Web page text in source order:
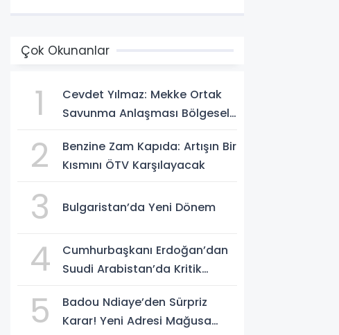
Çok Okunanlar
1
Cevdet Yılmaz: Mekke Ortak
Savunma Anlaşması Bölgesel
2
Benzine Zam Kapıda: Artışın Bir
Kısmını ÖTV Karşılayacak
3 Bulgaristan’da Yeni Dönem
4
Cumhurbaşkanı Erdoğan’dan
Suudi Arabistan’da Kritik
5
Badou Ndiaye’den Sürpriz
Karar! Yeni Adresi Mağusa